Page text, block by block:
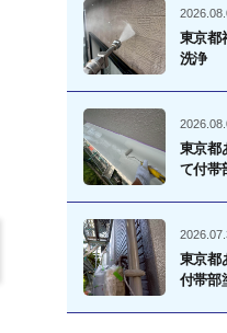
東京都
洗浄
東京都
て付帯
東京都
付帯部